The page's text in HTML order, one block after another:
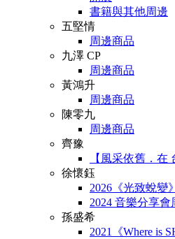
書籍與其他周邊
五堅情
周邊商品
九澤 CP
周邊商品
黃鴻升
周邊商品
陳零九
周邊商品
齊豫
【風采依舊．在
徐懷鈺
2026《光致蛻變
2024 音樂分享會
孫盛希
2021《Where is